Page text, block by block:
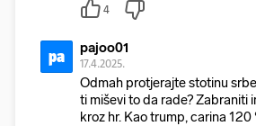
4
pa pajoo01
17.4.2025.
Odmah protjerajte stotinu
ti miševi to da rade? Zabraniti
kroz hr. Kao trump, carina 120